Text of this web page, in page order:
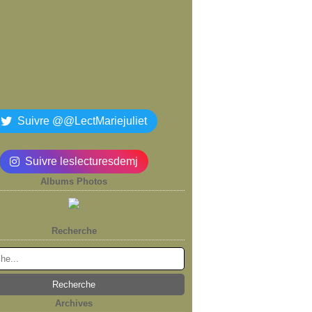
Suivre @@LectMariejuliet
Suivre leslecturesdemj
Albums Photos
Recherche
Archives